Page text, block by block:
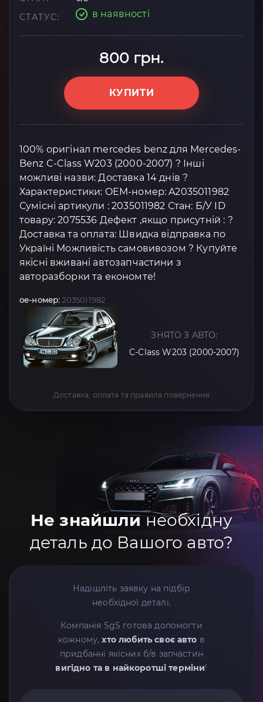
СТАТУС:
в наявності
800 грн.
КУПИТИ
100% оригінал mercedes benz для Mercedes-
Benz C-Class W203 (2000-2007) ? Інші
можливі назви: Доставка 14 днів ?
Характеристики: OEM-номер: A2035011982
Сумісні артикули : 2035011982 Стан: Б/У ID
товару: 2075536 Дефект ,якщо присутній : ?
Доставка та оплата: Швидка відправка по
Україні Можливість самовивозом ? Купуйте
якісні вживані автозапчастини з
авторазборки та економте!
oe-номер: 2035011982
ЗНЯТО З АВТО:
C-Class W203 (2000-2007)
Доставка, оплата та правила повернення
Не знайшлинеобхідну
деталь до Вашого авто?
Надішліть заявку на підбір
необхідної деталі.
Компанія SgS готова допомогти
кожному,хто любить своє авто в
придбанні якісних б/в запчастин
вигідно та в найкоротші терміни!